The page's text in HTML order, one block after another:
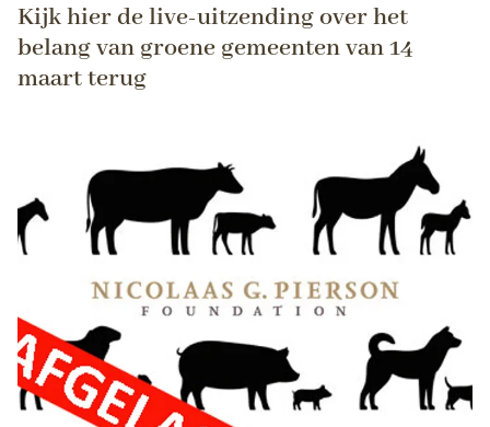
Kijk hier de live-uitzending over het
belang van groene gemeenten van 14
maart terug